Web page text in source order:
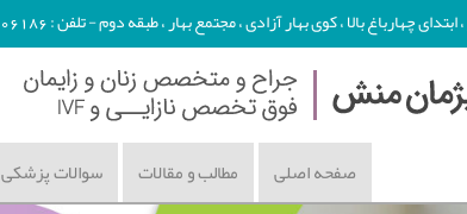
چهارباغ بالا ، کوی بهار آزادی ، مجتمع بهار ، طبقه دوم - تلفن : 36206186 - 09383657786
صفحه اصلی مطالب و مقالات سوالات پزشکی